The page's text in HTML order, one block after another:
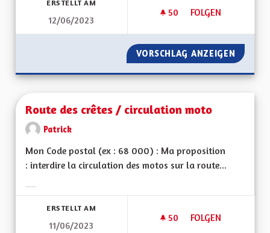
ERSTELLT AM
12/06/2023
50 50 FOLLOWER
FOLGEN
INDÉPENDANCE
VORSCHLAG ANZEIGEN
Route des crêtes / circulation moto
Patrick
Mon Code postal (ex : 68 000) : Ma proposition
: interdire la circulation des motos sur la route...
ERSTELLT AM
11/06/2023
50 50 FOLLOWER
FOLGEN
ROUTE DES